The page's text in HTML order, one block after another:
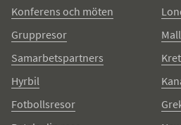
Konferens och möten
Gruppresor
Samarbetspartners
Hyrbil
Fotbollsresor